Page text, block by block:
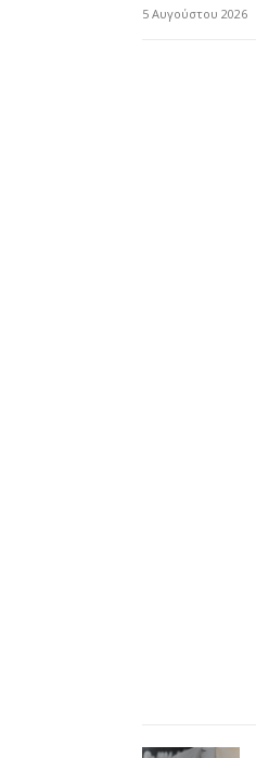
5 Αυγούστου 2026